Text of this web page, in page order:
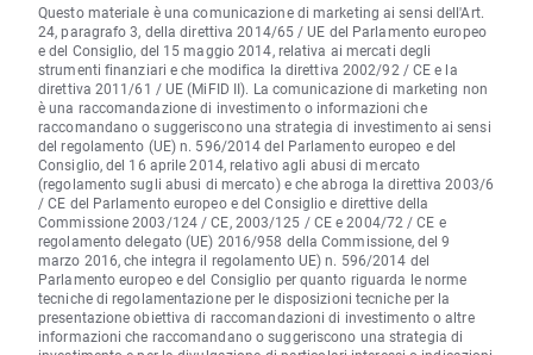
Questo materiale è una comunicazione di marketing ai sensi dell'Art.
24, paragrafo 3, della direttiva 2014/65 / UE del Parlamento europeo
e del Consiglio, del 15 maggio 2014, relativa ai mercati degli
strumenti finanziari e che modifica la direttiva 2002/92 / CE e la
direttiva 2011/61 / UE (MiFID II). La comunicazione di marketing non
è una raccomandazione di investimento o informazioni che
raccomandano o suggeriscono una strategia di investimento ai sensi
del regolamento (UE) n. 596/2014 del Parlamento europeo e del
Consiglio, del 16 aprile 2014, relativo agli abusi di mercato
(regolamento sugli abusi di mercato) e che abroga la direttiva 2003/6
/ CE del Parlamento europeo e del Consiglio e direttive della
Commissione 2003/124 / CE, 2003/125 / CE e 2004/72 / CE e
regolamento delegato (UE) 2016/958 della Commissione, del 9
marzo 2016, che integra il regolamento UE) n. 596/2014 del
Parlamento europeo e del Consiglio per quanto riguarda le norme
tecniche di regolamentazione per le disposizioni tecniche per la
presentazione obiettiva di raccomandazioni di investimento o altre
informazioni che raccomandano o suggeriscono una strategia di